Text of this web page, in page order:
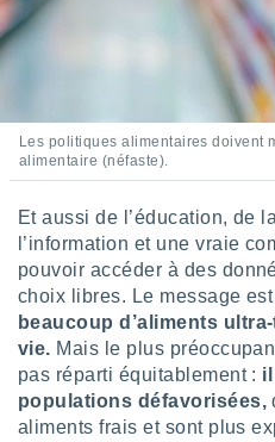
Les politiques alimentaires doivent
alimentaire (néfaste).
Et aussi de l’éducation, de
l’information et une vraie
pouvoir accéder à des
choix libres. Le message
beaucoup d’aliments
vie. Mais le plus
pas réparti équitablement :
populations défavorisées,
aliments frais et sont plus